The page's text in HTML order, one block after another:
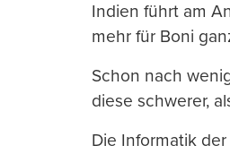
Indien führt am
mehr für Boni
Schon nach
diese schwerer,
Die Informatik